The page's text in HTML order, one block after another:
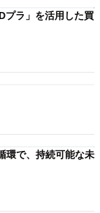
プラ」を活用した買
環で、持続可能な未